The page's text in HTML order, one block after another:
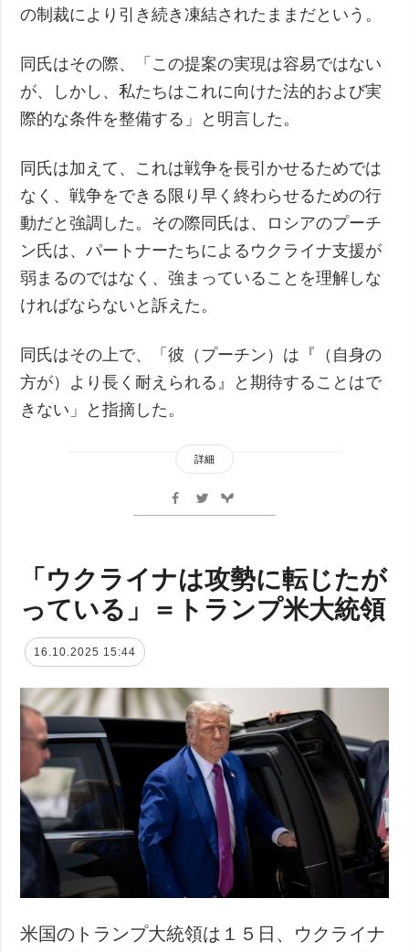
の制裁により引き続き凍結されたままだという。
同氏はその際、「この提案の実現は容易ではない
が、しかし、私たちはこれに向けた法的および実
際的な条件を整備する」と明言した。
同氏は加えて、これは戦争を長引かせるためでは
なく、戦争をできる限り早く終わらせるための行
動だと強調した。その際同氏は、ロシアのプーチ
ン氏は、パートナーたちによるウクライナ支援が
弱まるのではなく、強まっていることを理解しな
ければならないと訴えた。
同氏はその上で、「彼（プーチン）は『（自身の
方が）より長く耐えられる』と期待することはで
きない」と指摘した。
詳細
「ウクライナは攻勢に転じたが
っている」＝トランプ米大統領
16.10.2025 15:44
米国のトランプ大統領は１５日、ウクライナ